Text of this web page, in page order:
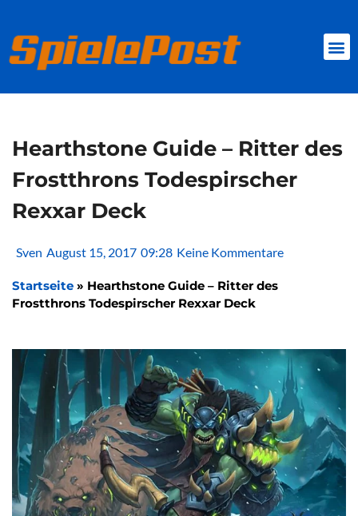
springen
Hearthstone Guide – Ritter des
Frostthrons Todespirscher
Rexxar Deck
Sven August 15, 2017 09:28 Keine Kommentare
Startseite » Hearthstone Guide – Ritter des
Frostthrons Todespirscher Rexxar Deck